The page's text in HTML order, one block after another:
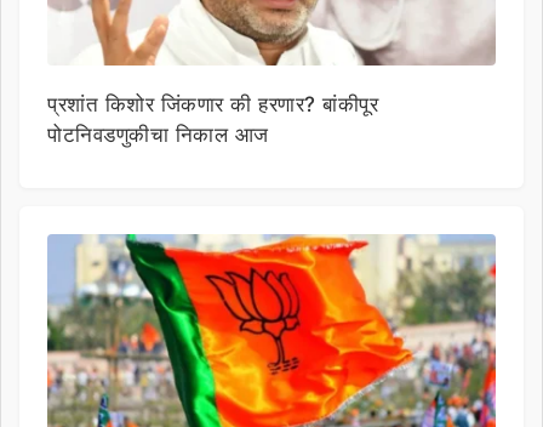
प्रशांत किशोर जिंकणार की हरणार? बांकीपूर
पोटनिवडणुकीचा निकाल आज